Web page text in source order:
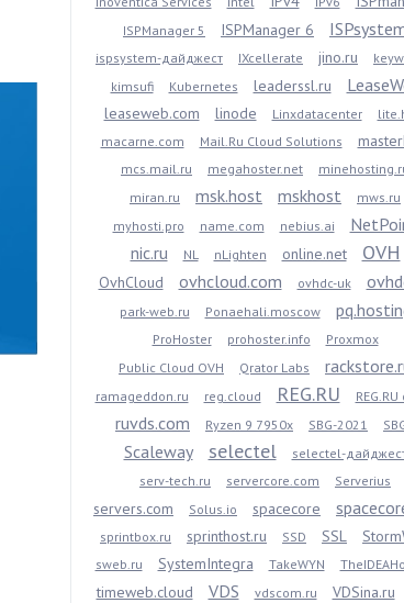
ISPManager 5 ISPManager 6
ispsystem-дайджест IXcellerate jino.ru
kimsufi
Kubernetes leaderssl.ru
leaseweb.com linode Linxdatacenter
macarne.com
Mail.Ru Cloud Solutions
mcs.mail.ru megahoster.net
miran.ru
msk.host mskhost
mws.ru
myhosti.pro
name.com nebius.ai
nic.ru
NL nLighten online.net OVH
OvhCloud ovhcloud.com ovhdc-uk
park-web.ru Ponaehali.moscow
ProHoster prohoster.info
Proxmox
Public Cloud OVH
Qrator Labs
ramageddon.ru reg.cloud REG.RU
ruvds.com Ryzen 9 7950x SBG-2021
Scaleway selectel
selectel-
serv-tech.ru
servercore.com Serverius
servers.com Solus.io spacecore
sprintbox.ru sprinthost.ru SSD SSL
sweb.ru SystemIntegra TakeWYN
timeweb.cloud VDS vdscom.ru VDSina.ru